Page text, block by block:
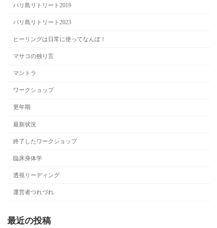
バリ島リトリート2019
バリ島リトリート2023
ヒーリングは日常に使ってなんぼ！
マサコの独り言
マントラ
ワークショップ
更年期
最新状況
終了したワークショップ
臨床身体学
透視リーディング
運営者つれづれ
最近の投稿